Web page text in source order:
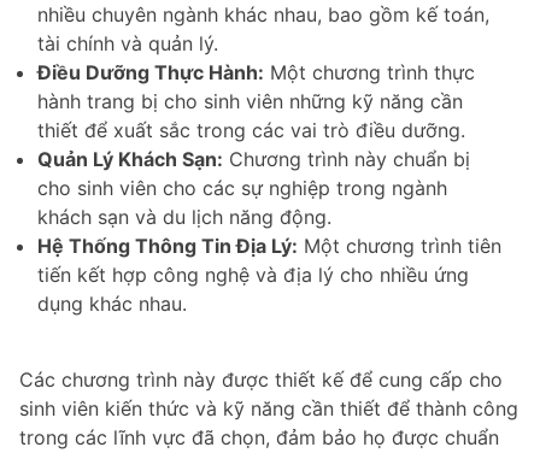
nhiều chuyên ngành khác nhau, bao gồm kế toán,
tài chính và quản lý.
Điều Dưỡng Thực Hành: Một chương trình thực
hành trang bị cho sinh viên những kỹ năng cần
thiết để xuất sắc trong các vai trò điều dưỡng.
Quản Lý Khách Sạn: Chương trình này chuẩn bị
cho sinh viên cho các sự nghiệp trong ngành
khách sạn và du lịch năng động.
Hệ Thống Thông Tin Địa Lý: Một chương trình tiên
tiến kết hợp công nghệ và địa lý cho nhiều ứng
dụng khác nhau.
Các chương trình này được thiết kế để cung cấp cho
sinh viên kiến thức và kỹ năng cần thiết để thành công
trong các lĩnh vực đã chọn, đảm bảo họ được chuẩn